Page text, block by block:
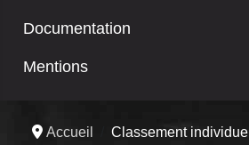
Documentation
Mentions
Accueil
Classement individuel